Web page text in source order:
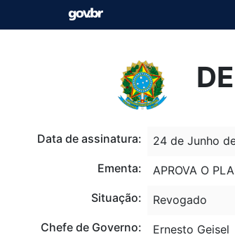
Data de assinatura:
24 de Junho
Ementa:
APROVA O
Situação:
Revogado
Chefe de Governo:
Ernesto Geisel